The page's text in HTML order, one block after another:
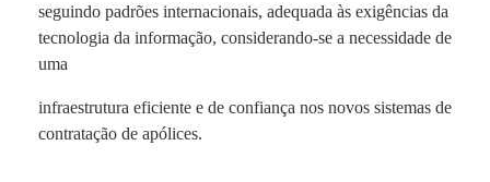
seguindo padrões internacionais, adequada às exigências da
tecnologia da informação, considerando-se a necessidade de
uma
infraestrutura eficiente e de confiança nos novos sistemas de
contratação de apólices.